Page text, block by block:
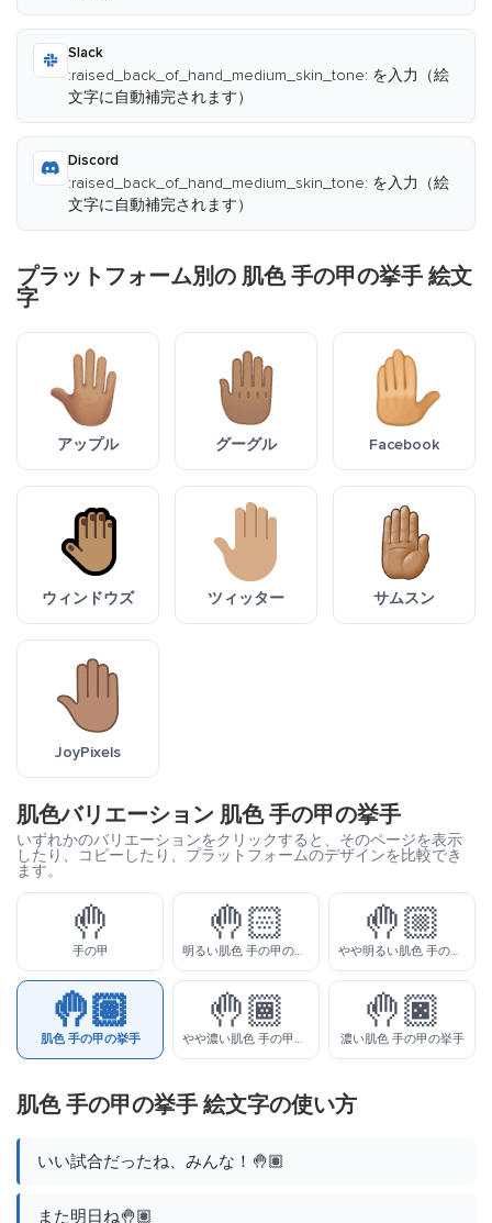
Slack
:raised_back_of_hand_medium_skin_tone: を入力（絵
文字に自動補完されます）
Discord
:raised_back_of_hand_medium_skin_tone: を入力（絵
文字に自動補完されます）
プラットフォーム別の 肌色 手の甲の挙手 絵文
字
アップル グーグル Facebook
ウィンドウズ ツィッター サムスン
JoyPixels
肌色バリエーション 肌色 手の甲の挙手
いずれかのバリエーションをクリックすると、そのページを表示
したり、コピーしたり、プラットフォームのデザインを比較でき
ます。
🤚
手の甲
🤚🏻
明るい肌色 手の甲の挙手
🤚🏼
やや明るい肌色 手の甲の挙手
🤚🏽
肌色 手の甲の挙手
🤚🏾
やや濃い肌色 手の甲の挙手
🤚🏿
濃い肌色 手の甲の挙手
肌色 手の甲の挙手 絵文字の使い方
いい試合だったね、みんな！🤚🏽
また明日ね🤚🏽